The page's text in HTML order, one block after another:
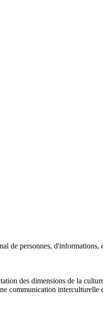
personnes, d'informations,
des dimensions de la
communication interculturelle